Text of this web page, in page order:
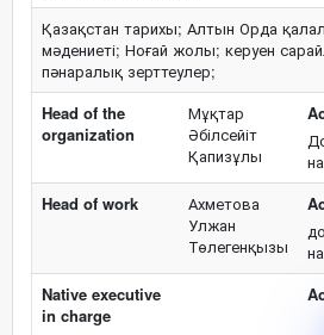
Қазақстан тарихы; Алтын Орда
мәдениеті; Ноғай жолы; керуен
пәнаралық зерттеулер;
Head of the
organization
Мұқтар
Әбілсейіт
Қапизұлы
Head of work
Ахметова
Улжан
Төлегенқызы
Native executive
in charge